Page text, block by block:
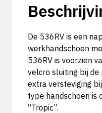
De 536RV is een
werkhandschoen
536RV is voorzien
velcro sluiting bij de
extra versteviging
type handschoen is
“Tropic”.